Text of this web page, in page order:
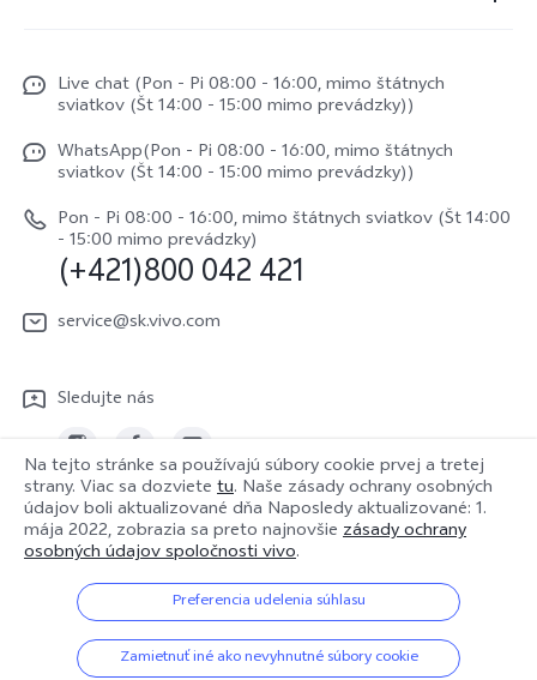
Y36
Y33s
Y01
Všetky modely
Overenie IMEI
Aktualizácia systému
Užívateľský manuál
Zapisnik nadogradnje
Záručné podmienky
Servisná služba
Život vo vivo
O nás
Právne upozornenie
Udržateľnosť
Centrum ochrany osobných údajov vivo
Live chat (Pon - Pi 08:00 - 16:00, mimo štátnych
sviatkov (Št 14:00 - 15:00 mimo prevádzky))
WhatsApp(Pon - Pi 08:00 - 16:00, mimo štátnych
sviatkov (Št 14:00 - 15:00 mimo prevádzky))
Pon - Pi 08:00 - 16:00, mimo štátnych sviatkov (Št 14:00
- 15:00 mimo prevádzky)
(+421)800 042 421
service@sk.vivo.com
Sledujte nás
Slovakia | Vybrať krajinu/región
© 2026 vivo Mobile Communication Co., Ltd. Všetky práva vyhradené.
Zásady používania súborov cookie | Zásady ochrany osobných údajov
Na tejto stránke sa používajú súbory cookie prvej a tretej
strany. Viac sa dozviete tu. Naše zásady ochrany osobných
údajov boli aktualizované dňa Naposledy aktualizované: 1.
mája 2022, zobrazia sa preto najnovšie zásady ochrany
osobných údajov spoločnosti vivo.
Preferencia udelenia súhlasu
Zamietnuť iné ako nevyhnutné súbory cookie